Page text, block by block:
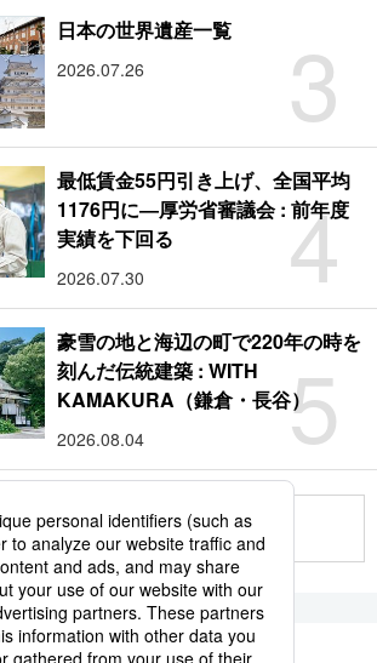
3
日本の世界遺産一覧
2026.07.26
4
最低賃金55円引き上げ、全国平均
1176円に―厚労省審議会 : 前年度
実績を下回る
2026.07.30
5
豪雪の地と海辺の町で220年の時を
刻んだ伝統建築 : WITH
KAMAKURA（鎌倉・長谷）
2026.08.04
もっと見る